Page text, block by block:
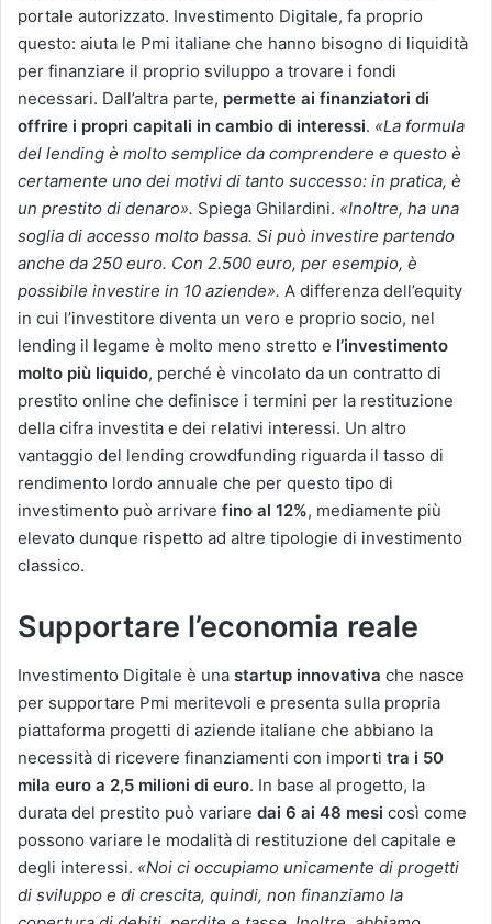
portale autorizzato. Investimento Digitale, fa proprio
questo: aiuta le Pmi italiane che hanno bisogno di liquidità
per finanziare il proprio sviluppo a trovare i fondi
necessari. Dall’altra parte, permette ai finanziatori di
offrire i propri capitali in cambio di interessi. «La formula
del lending è molto semplice da comprendere e questo è
certamente uno dei motivi di tanto successo: in pratica, è
un prestito di denaro». Spiega Ghilardini. «Inoltre, ha una
soglia di accesso molto bassa. Si può investire partendo
anche da 250 euro. Con 2.500 euro, per esempio, è
possibile investire in 10 aziende». A differenza dell’equity
in cui l’investitore diventa un vero e proprio socio, nel
lending il legame è molto meno stretto e l’investimento
molto più liquido, perché è vincolato da un contratto di
prestito online che definisce i termini per la restituzione
della cifra investita e dei relativi interessi. Un altro
vantaggio del lending crowdfunding riguarda il tasso di
rendimento lordo annuale che per questo tipo di
investimento può arrivare fino al 12%, mediamente più
elevato dunque rispetto ad altre tipologie di investimento
classico.
Supportare l’economia reale
Investimento Digitale è una startup innovativa che nasce
per supportare Pmi meritevoli e presenta sulla propria
piattaforma progetti di aziende italiane che abbiano la
necessità di ricevere finanziamenti con importi tra i 50
mila euro a 2,5 milioni di euro. In base al progetto, la
durata del prestito può variare dai 6 ai 48 mesi così come
possono variare le modalità di restituzione del capitale e
degli interessi. «Noi ci occupiamo unicamente di progetti
di sviluppo e di crescita, quindi, non finanziamo la